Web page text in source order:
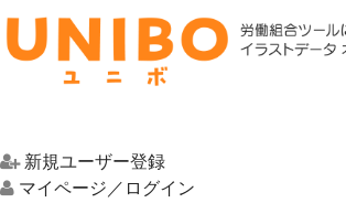
HOME
新規ユーザー登録
マイページ／ログイン